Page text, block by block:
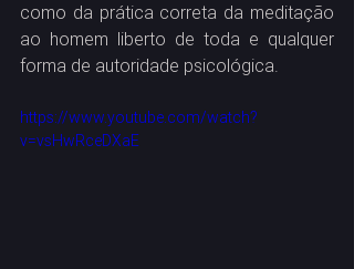
como da prática correta da meditação
ao homem liberto de toda e qualquer
forma de autoridade psicológica.
https://www.youtube.com/watch?
v=vsHwRceDXaE